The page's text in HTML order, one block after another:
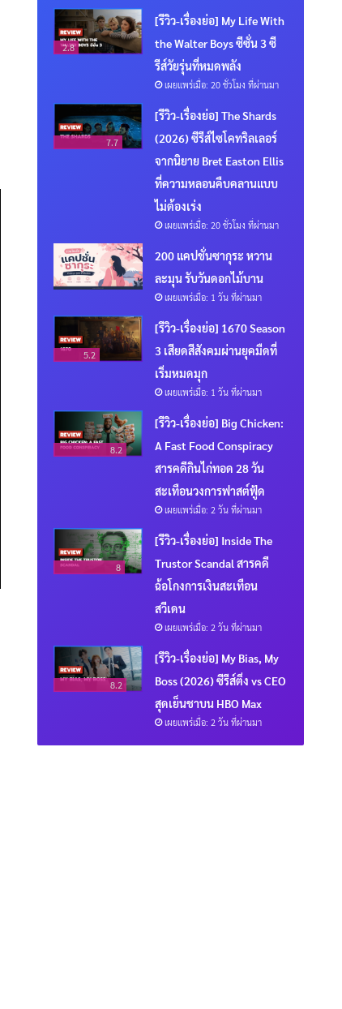
2.8
[รีวิว-เรื่องย่อ] My Life With
the Walter Boys ซีซั่น 3 ซี
รีส์วัยรุ่นที่หมดพลัง
เผยแพร่เมื่อ: 20 ชั่วโมง ที่ผ่านมา
7.7
[รีวิว-เรื่องย่อ] The Shards
(2026) ซีรีส์ไซโคทริลเลอร์
จากนิยาย Bret Easton Ellis
ที่ความหลอนคืบคลานแบบ
ไม่ต้องเร่ง
เผยแพร่เมื่อ: 20 ชั่วโมง ที่ผ่านมา
200 แคปชั่นซากุระ หวาน
ละมุน รับวันดอกไม้บาน
เผยแพร่เมื่อ: 1 วัน ที่ผ่านมา
5.2
[รีวิว-เรื่องย่อ] 1670 Season
3 เสียดสีสังคมผ่านยุคมืดที่
เริ่มหมดมุก
เผยแพร่เมื่อ: 1 วัน ที่ผ่านมา
8.2
[รีวิว-เรื่องย่อ] Big Chicken:
A Fast Food Conspiracy
สารคดีกินไก่ทอด 28 วัน
สะเทือนวงการฟาสต์ฟู้ด
เผยแพร่เมื่อ: 2 วัน ที่ผ่านมา
8
[รีวิว-เรื่องย่อ] Inside The
Trustor Scandal สารคดี
ฉ้อโกงการเงินสะเทือน
สวีเดน
เผยแพร่เมื่อ: 2 วัน ที่ผ่านมา
8.2
[รีวิว-เรื่องย่อ] My Bias, My
Boss (2026) ซีรีส์ติ่ง vs CEO
สุดเย็นชาบน HBO Max
เผยแพร่เมื่อ: 2 วัน ที่ผ่านมา